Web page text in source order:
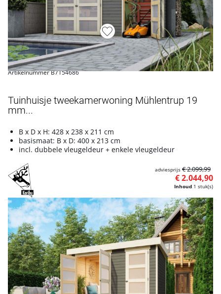
Artikelnummer B7154686
Tuinhuisje tweekamerwoning Mühlentrup 19
mm...
B x D x H: 428 x 238 x 211 cm
basismaat: B x D: 400 x 213 cm
incl. dubbele vleugeldeur + enkele vleugeldeur
Inhoud 1 stuk(s)
€ 2.044,90
adviesprijs € 2.099,99